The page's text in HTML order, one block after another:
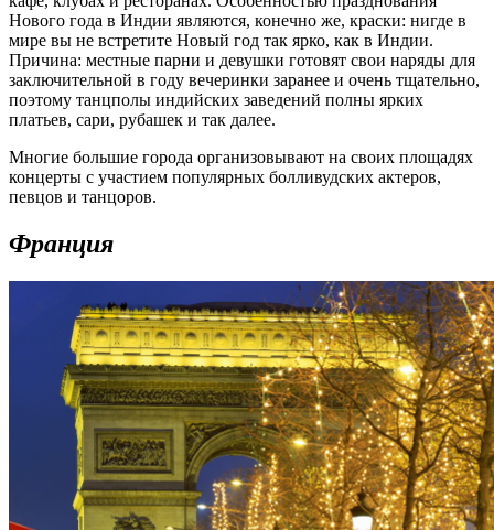
Нового года в Индии являются, конечно же, краски: нигде в
мире вы не встретите Новый год так ярко, как в Индии.
Причина: местные парни и девушки готовят свои наряды для
заключительной в году вечеринки заранее и очень тщательно,
поэтому танцполы индийских заведений полны ярких
платьев, сари, рубашек и так далее.
Многие большие города организовывают на своих площадях
концерты с участием популярных болливудских актеров,
певцов и танцоров.
Франция